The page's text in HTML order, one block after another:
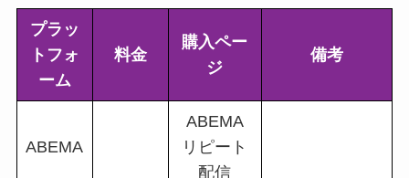
プラッ
トフォ
ーム
料金
購入ペー
ジ
備考
ABEMA
ABEMA
リピート
配信